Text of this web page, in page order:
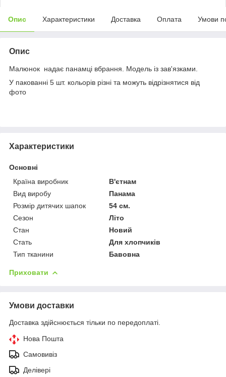
Опис Характеристики Доставка Оплата Умови
Опис
Малюнок надає панамці вбрання. Модель із зав'язками.
У пакованні 5 шт. кольорів різні та можуть відрізнятися від
фото
Характеристики
Основні
Країна виробник
В'єтнам
Вид виробу
Панама
Розмір дитячих шапок
54 см.
Сезон
Літо
Стан
Новий
Стать
Для хлопчиків
Тип тканини
Бавовна
Приховати
Умови доставки
Доставка здійснюється тільки по передоплаті.
Нова Пошта
Самовивіз
Делівері